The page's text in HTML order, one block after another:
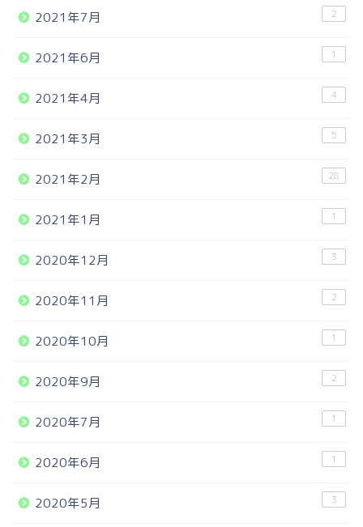
2021年7月 2
2021年6月 1
2021年4月 4
2021年3月 5
2021年2月 28
2021年1月 1
2020年12月 3
2020年11月 2
2020年10月 1
2020年9月 2
2020年7月 1
2020年6月 1
2020年5月 3